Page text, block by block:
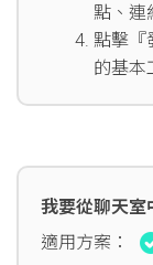
點、連
點擊『
的基本
我要從聊天室
適用方案：